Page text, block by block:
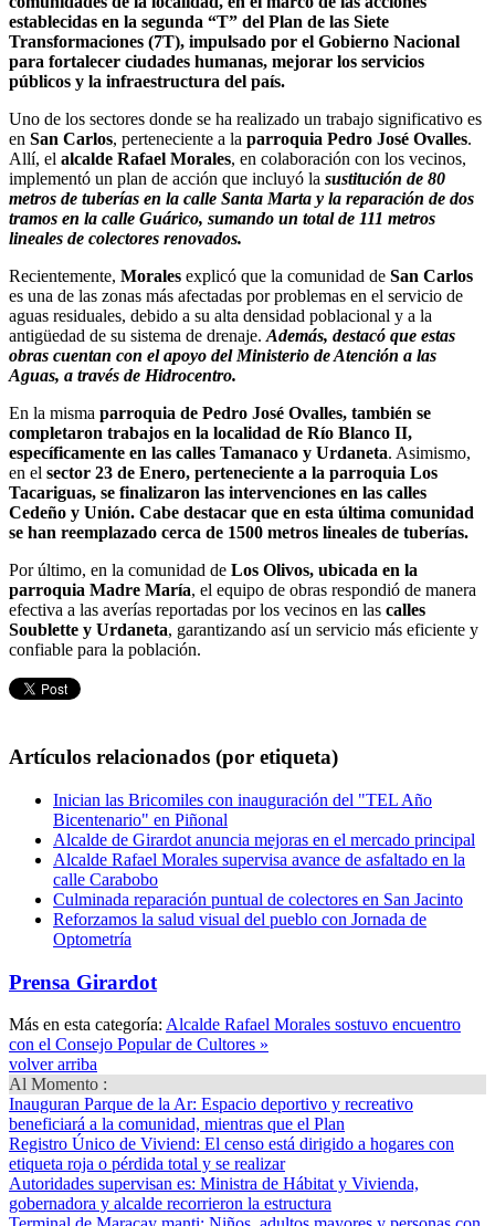
establecidas en la segunda “T” del Plan de las Siete
Transformaciones (7T), impulsado por el Gobierno Nacional
para fortalecer ciudades humanas, mejorar los servicios
públicos y la infraestructura del país.
Uno de los sectores donde se ha realizado un trabajo significativo es
en San Carlos, perteneciente a la parroquia Pedro José Ovalles.
Allí, el alcalde Rafael Morales, en colaboración con los vecinos,
implementó un plan de acción que incluyó la sustitución de 80
metros de tuberías en la calle Santa Marta y la reparación de dos
tramos en la calle Guárico, sumando un total de 111 metros
lineales de colectores renovados.
Recientemente, Morales explicó que la comunidad de San Carlos
es una de las zonas más afectadas por problemas en el servicio de
aguas residuales, debido a su alta densidad poblacional y a la
antigüedad de su sistema de drenaje.Además, destacó que estas
obras cuentan con el apoyo del Ministerio de Atención a las
Aguas, a través de Hidrocentro.
En la misma parroquia de Pedro José Ovalles, también se
completaron trabajos en la localidad de Río Blanco II,
específicamente en las calles Tamanaco y Urdaneta. Asimismo,
en el sector 23 de Enero, perteneciente a la parroquia Los
Tacariguas, se finalizaron las intervenciones en las calles
Cedeño y Unión. Cabe destacar que en esta última comunidad
se han reemplazado cerca de 1500 metros lineales de tuberías.
Por último, en la comunidad de Los Olivos, ubicada en la
parroquia Madre María, el equipo de obras respondió de manera
efectiva a las averías reportadas por los vecinos en las calles
Soublette y Urdaneta, garantizando así un servicio más eficiente y
confiable para la población.
Artículos relacionados (por etiqueta)
Inician las Bricomiles con inauguración del "TEL Año
Bicentenario" en Piñonal
Alcalde de Girardot anuncia mejoras en el mercado principal
Alcalde Rafael Morales supervisa avance de asfaltado en la
calle Carabobo
Culminada reparación puntual de colectores en San Jacinto
Reforzamos la salud visual del pueblo con Jornada de
Optometría
Prensa Girardot
Más en esta categoría: Alcalde Rafael Morales sostuvo encuentro
con el Consejo Popular de Cultores »
volver arriba
Al Momento :
Inauguran Parque de la Ar: Espacio deportivo y recreativo
beneficiará a la comunidad, mientras que el Plan
Registro Único de Viviend: El censo está dirigido a hogares con
etiqueta roja o pérdida total y se realizar
Autoridades supervisan es: Ministra de Hábitat y Vivienda,
gobernadora y alcalde recorrieron la estructura